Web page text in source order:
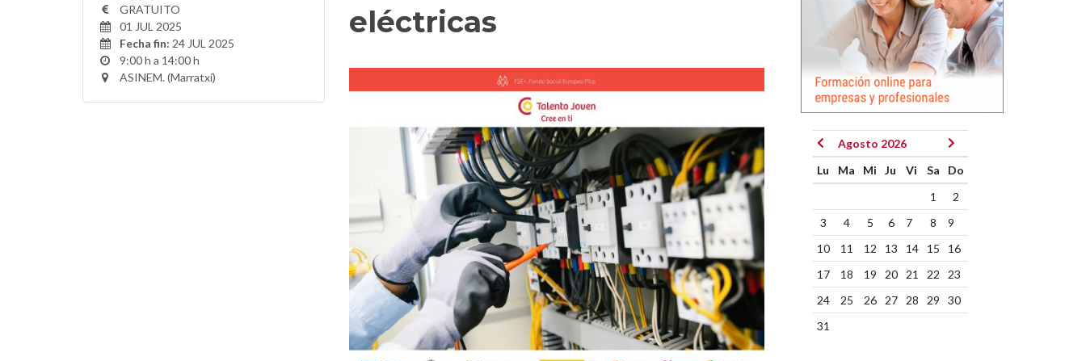
GRATUITO
01 JUL 2025
Fecha fin: 24 JUL 2025
9:00 h a 14:00 h
ASINEM. (Marratxí)
eléctricas
Agosto 2026
Lu
Ma Mi Ju Vi Sa
Do
1
2
3
4 5 6 7 8
9
10
11 12 13 14 15
16
17
18 19 20 21 22
23
24
25 26 27 28 29
30
31